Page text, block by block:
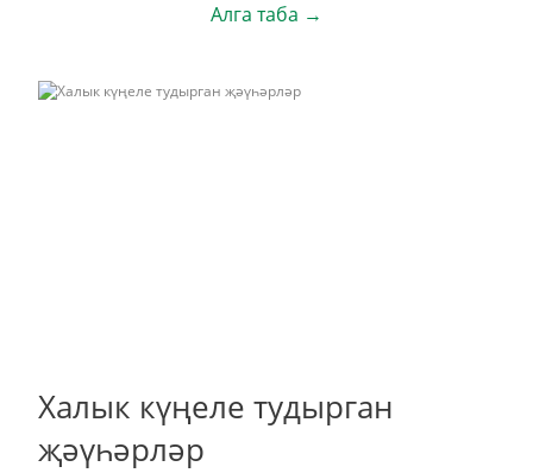
Алга таба →
Халык күңеле тудырган
җәүһәрләр